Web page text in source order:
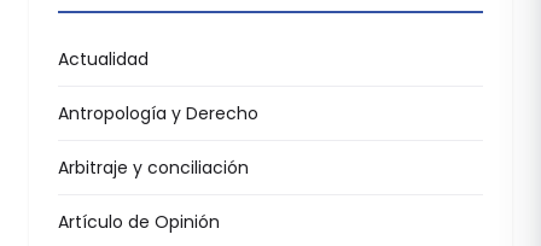
Actualidad
Antropología y Derecho
Arbitraje y conciliación
Artículo de Opinión